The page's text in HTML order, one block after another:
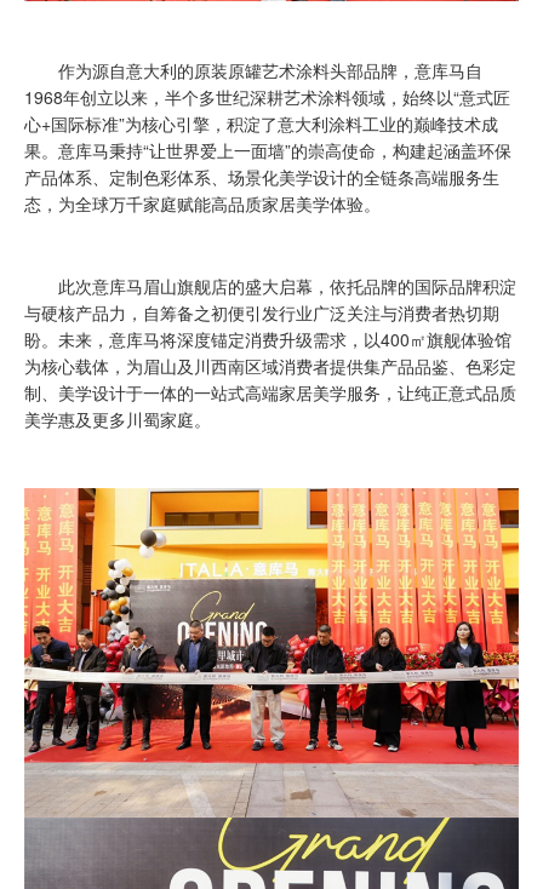
作为源自意大利的原装原罐艺术涂料头部品牌，意库马自
1968年创立以来，半个多世纪深耕艺术涂料领域，始终以“意式匠
心+国际标准”为核心引擎，积淀了意大利涂料工业的巅峰技术成
果。意库马秉持“让世界爱上一面墙”的崇高使命，构建起涵盖环保
产品体系、定制色彩体系、场景化美学设计的全链条高端服务生
态，为全球万千家庭赋能高品质家居美学体验。
此次意库马眉山旗舰店的盛大启幕，依托品牌的国际品牌积淀
与硬核产品力，自筹备之初便引发行业广泛关注与消费者热切期
盼。未来，意库马将深度锚定消费升级需求，以400㎡旗舰体验馆
为核心载体，为眉山及川西南区域消费者提供集产品品鉴、色彩定
制、美学设计于一体的一站式高端家居美学服务，让纯正意式品质
美学惠及更多川蜀家庭。